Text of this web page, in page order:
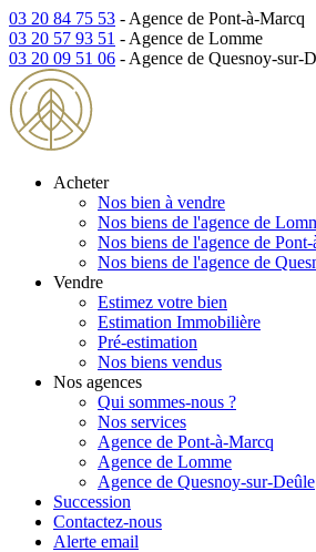
03 20 84 75 53 - Agence de Pont-à-Marcq
03 20 57 93 51 - Agence de Lomme
03 20 09 51 06 - Agence de Quesnoy-sur-
Acheter
Nos bien à vendre
Nos biens de l'agence de
Nos biens de l'agence de
Nos biens de l'agence de
Vendre
Estimez votre bien
Estimation Immobilière
Pré-estimation
Nos biens vendus
Nos agences
Qui sommes-nous ?
Nos services
Agence de Pont-à-Marcq
Agence de Lomme
Agence de Quesnoy-sur-Deûle
Succession
Contactez-nous
Alerte email